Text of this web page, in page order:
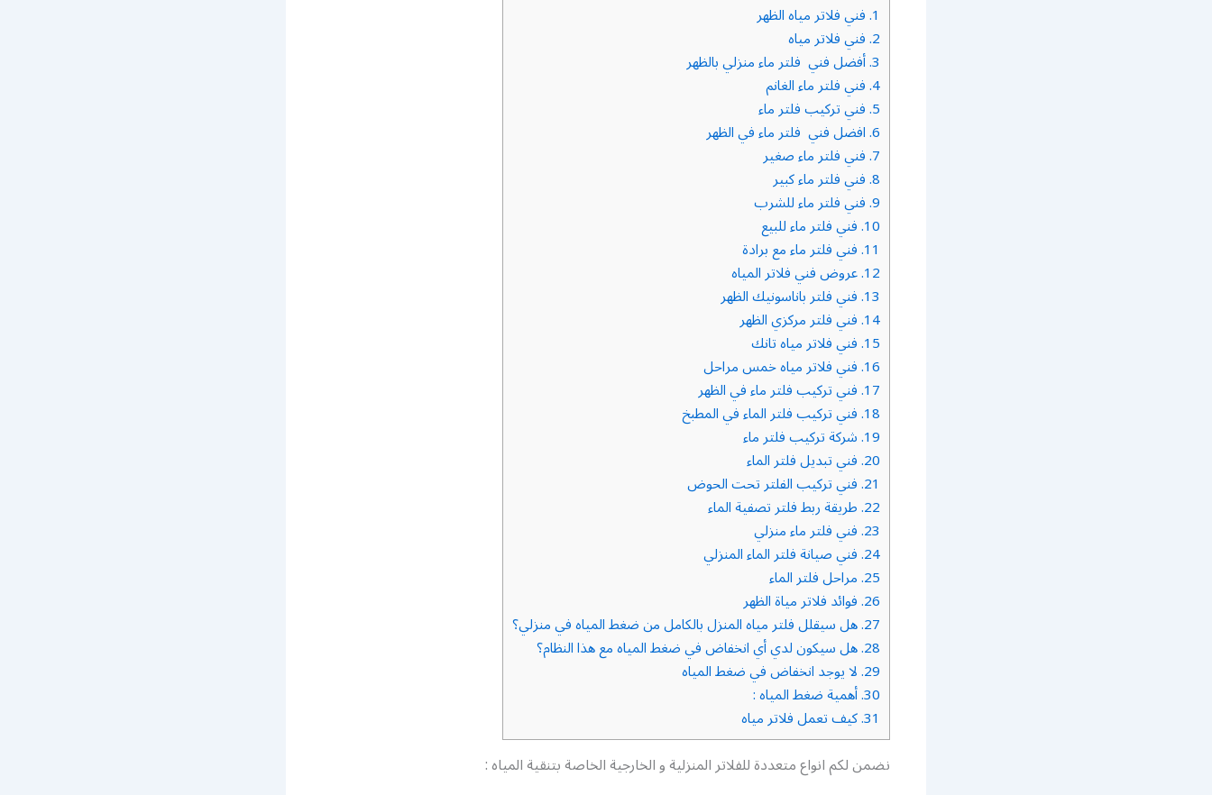
1. فني فلاتر مياه الظهر
2. فني فلاتر مياه
3. أفضل فني فلتر ماء منزلي بالظهر
4. فني فلتر ماء الغانم
5. فني تركيب فلتر ماء
6. افضل فني فلتر ماء في الظهر
7. فني فلتر ماء صغير
8. فني فلتر ماء كبير
9. فني فلتر ماء للشرب
10. فني فلتر ماء للبيع
11. فني فلتر ماء مع برادة
12. عروض فني فلاتر المياه
13. فني فلتر باناسونيك الظهر
14. فني فلتر مركزي الظهر
15. فني فلاتر مياه تانك
16. فني فلاتر مياه خمس مراحل
17. فني تركيب فلتر ماء في الظهر
18. فني تركيب فلتر الماء في المطبخ
19. شركة تركيب فلتر ماء
20. فني تبديل فلتر الماء
21. فني تركيب الفلتر تحت الحوض
22. طريقة ربط فلتر تصفية الماء
23. فني فلتر ماء منزلي
24. فني صيانة فلتر الماء المنزلي
25. مراحل فلتر الماء
26. فوائد فلاتر مياة الظهر
27. هل سيقلل فلتر مياه المنزل بالكامل من ضغط المياه في منزلي؟
28. هل سيكون لدي أي انخفاض في ضغط المياه مع هذا النظام؟
29. لا يوجد انخفاض في ضغط المياه
30. أهمية ضغط المياه :
31. كيف تعمل فلاتر مياه
نضمن لكم انواع متعددة للفلاتر المنزلية و الخارجية الخاصة بتنقية المياه :